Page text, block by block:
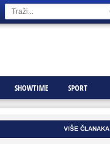
SHOWTIME SPORT
VIŠE ČLANAKA